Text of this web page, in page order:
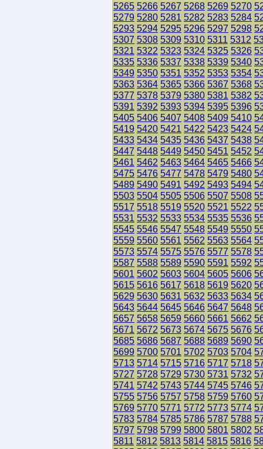
5265 5266 5267 5268 5269 5270
5279 5280 5281 5282 5283 5284
5293 5294 5295 5296 5297 5298
5307 5308 5309 5310 5311 5312
5321 5322 5323 5324 5325 5326
5335 5336 5337 5338 5339 5340
5349 5350 5351 5352 5353 5354
5363 5364 5365 5366 5367 5368
5377 5378 5379 5380 5381 5382
5391 5392 5393 5394 5395 5396
5405 5406 5407 5408 5409 5410
5419 5420 5421 5422 5423 5424
5433 5434 5435 5436 5437 5438
5447 5448 5449 5450 5451 5452
5461 5462 5463 5464 5465 5466
5475 5476 5477 5478 5479 5480
5489 5490 5491 5492 5493 5494
5503 5504 5505 5506 5507 5508
5517 5518 5519 5520 5521 5522
5531 5532 5533 5534 5535 5536
5545 5546 5547 5548 5549 5550
5559 5560 5561 5562 5563 5564
5573 5574 5575 5576 5577 5578
5587 5588 5589 5590 5591 5592
5601 5602 5603 5604 5605 5606
5615 5616 5617 5618 5619 5620
5629 5630 5631 5632 5633 5634
5643 5644 5645 5646 5647 5648
5657 5658 5659 5660 5661 5662
5671 5672 5673 5674 5675 5676
5685 5686 5687 5688 5689 5690
5699 5700 5701 5702 5703 5704
5713 5714 5715 5716 5717 5718
5727 5728 5729 5730 5731 5732
5741 5742 5743 5744 5745 5746
5755 5756 5757 5758 5759 5760
5769 5770 5771 5772 5773 5774
5783 5784 5785 5786 5787 5788
5797 5798 5799 5800 5801 5802
5811 5812 5813 5814 5815 5816